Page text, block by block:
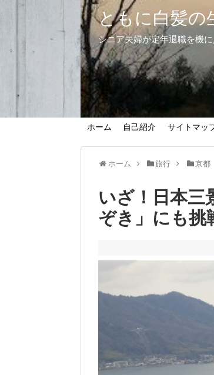
ともに白髪の
シニア夫婦が定年退職を機
ホーム 自己紹介 サイトマッ
ホーム 旅行 京都
いざ！日本三
ぞき」にも挑